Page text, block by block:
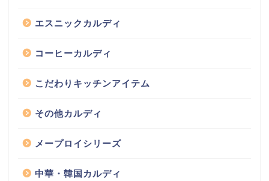
エスニックカルディ
コーヒーカルディ
こだわりキッチンアイテム
その他カルディ
メープロイシリーズ
中華・韓国カルディ